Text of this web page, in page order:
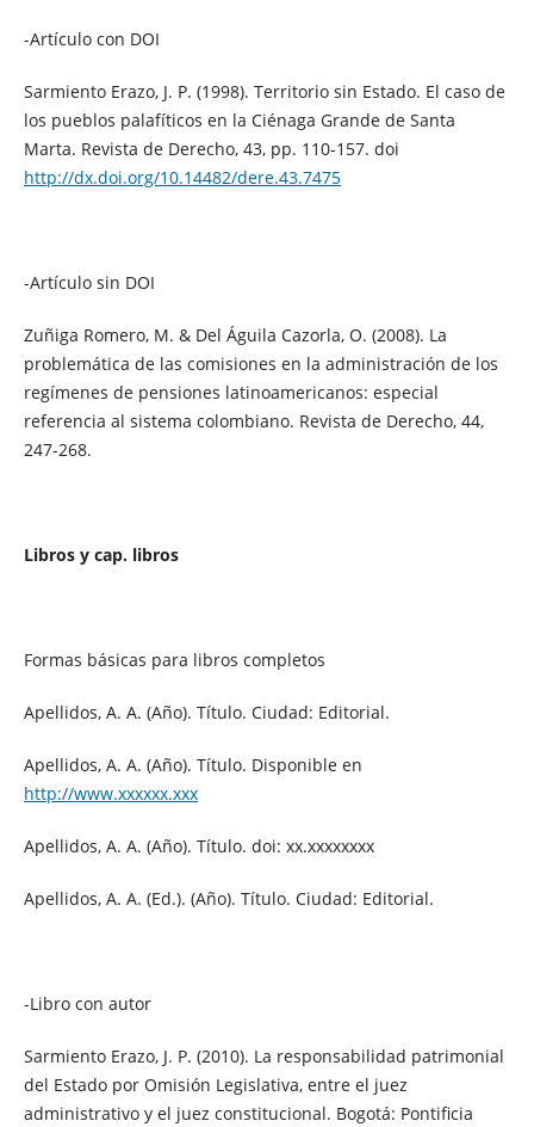
-Artículo con DOI
Sarmiento Erazo, J. P. (1998). Territorio sin Estado. El caso de
los pueblos palafíticos en la Ciénaga Grande de Santa
Marta. Revista de Derecho, 43, pp. 110-157. doi
http://dx.doi.org/10.14482/dere.43.7475
-Artículo sin DOI
Zuñiga Romero, M. & Del Águila Cazorla, O. (2008). La
problemática de las comisiones en la administración de los
regímenes de pensiones latinoamericanos: especial
referencia al sistema colombiano. Revista de Derecho, 44,
247-268.
Libros y cap. libros
Formas básicas para libros completos
Apellidos, A. A. (Año). Título. Ciudad: Editorial.
Apellidos, A. A. (Año). Título. Disponible en
http://www.xxxxxx.xxx
Apellidos, A. A. (Año). Título. doi: xx.xxxxxxxx
Apellidos, A. A. (Ed.). (Año). Título. Ciudad: Editorial.
-Libro con autor
Sarmiento Erazo, J. P. (2010). La responsabilidad patrimonial
del Estado por Omisión Legislativa, entre el juez
administrativo y el juez constitucional. Bogotá: Pontificia